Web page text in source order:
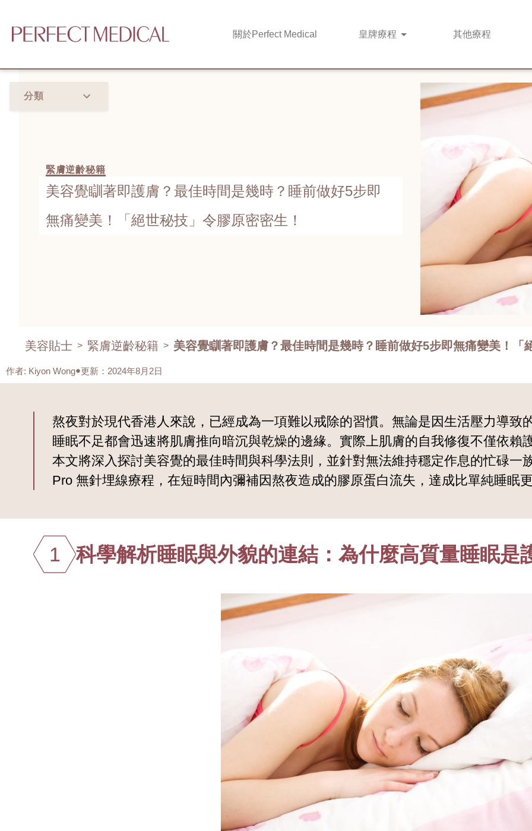
關於Perfect Medical 皇牌療程 其他療程
分類
緊膚逆齡秘籍
美容覺瞓著即護膚？最佳時間是幾時？睡前做好5步即
無痛變美！「絕世秘技」令膠原密密生！
美容貼士 > 緊膚逆齡秘籍 > 美容覺瞓著即護膚？最佳時間是幾時？睡前做好5步即無痛變美！「
作者: Kiyon Wong 更新：2024年8月2日
熬夜對於現代香港人來說，已經成為一項難以戒除的習慣。無論是因生活壓力導致
睡眠不足都會迅速將肌膚推向暗沉與乾燥的邊緣。實際上肌膚的自我修復不僅依賴
本文將深入探討美容覺的最佳時間與科學法則，並針對無法維持穩定作息的忙碌一
Pro 無針埋線療程，在短時間內彌補因熬夜造成的膠原蛋白流失，達成比單純睡眠
1 科學解析睡眠與外貌的連結：為什麼高質量睡眠是